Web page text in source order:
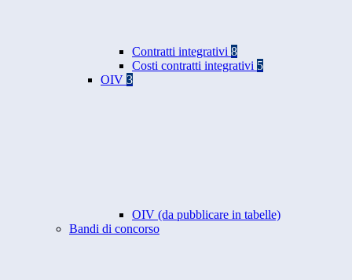
Contratti integrativi 8
Costi contratti integrativi 5
OIV 3
OIV (da pubblicare in tabelle)
Bandi di concorso